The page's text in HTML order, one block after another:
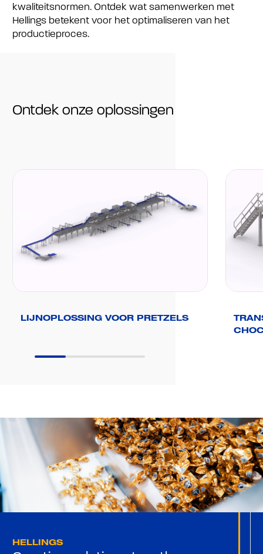
kwaliteitsnormen. Ontdek wat samenwerken met
Hellings betekent voor het optimaliseren van het
productieproces.
Ontdek onze oplossingen
LIJNOPLOSSING VOOR PRETZELS
HELLINGS